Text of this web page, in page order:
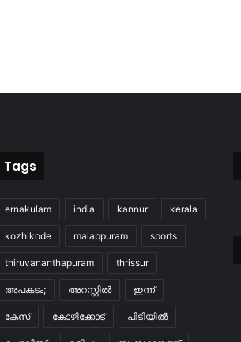
Tags
ernakulam india kannur kerala
kozhikode malappuram sports
thiruvananthapuram thrissur
അപകടം; അറസ്റ്റിൽ ഇന്ന്
കേസ് കോഴിക്കോട് പിടിയിൽ